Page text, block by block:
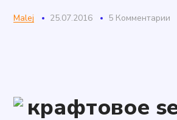
Malej 25.07.2016 5 Комментарии